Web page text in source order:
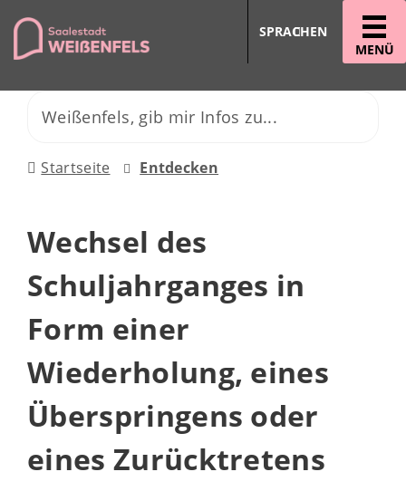
MENÜ
SPRACHEN
Startseite Entdecken
Wechsel des
Schuljahrganges in
Form einer
Wiederholung, eines
Überspringens oder
eines Zurücktretens